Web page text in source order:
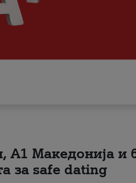
A1 Македонија и
за safe dating